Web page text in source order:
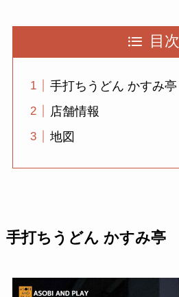
目次
手打ちうどん かすみ亭
店舗情報
地図
手打ちうどん かすみ亭